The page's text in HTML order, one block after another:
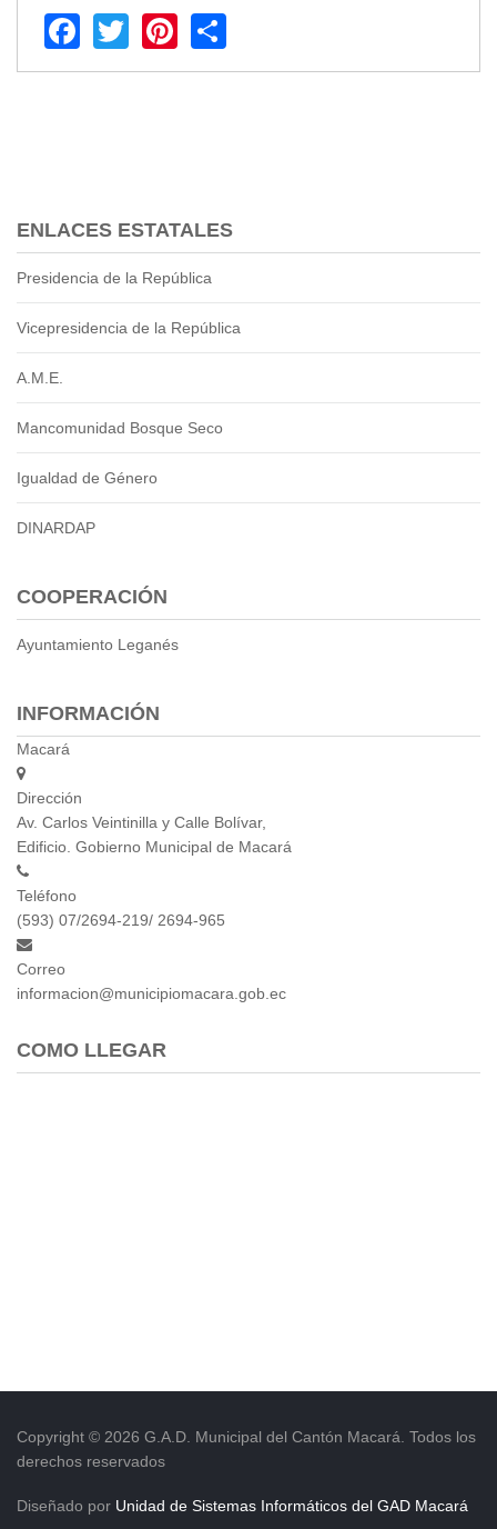
Facebook
TwitterPinterest
ENLACES ESTATALES
Presidencia de la República
Vicepresidencia de la República
A.M.E.
Mancomunidad Bosque Seco
Igualdad de Género
DINARDAP
COOPERACIÓN
Ayuntamiento Leganés
INFORMACIÓN
Macará
Dirección
Av. Carlos Veintinilla y Calle Bolívar,
Edificio. Gobierno Municipal de Macará
Teléfono
(593) 07/2694-219/ 2694-965
Correo
informacion@municipiomacara.gob.ec
COMO LLEGAR
Copyright © 2026 G.A.D. Municipal del Cantón Macará. Todos los
derechos reservados
Diseñado por Unidad de Sistemas Informáticos del GAD Macará
2014
2013
2012
2018
2017
2016
Protección de Derechos
Empresa Pública de Vivienda
2021
2015
CPCCS
GAD Macará
Biblioteca
P.A.C. - P.O.A.
P.D.L - P.D.O.T.
Ordenanzas/Resoluciones
Convenios
Concurso de Méritos
Concursos 2016
Servicio
Consulta Pago de Impuesto
Mail